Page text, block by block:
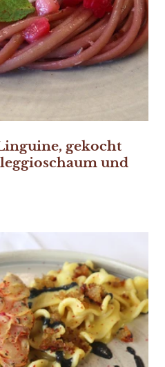
gekocht
und